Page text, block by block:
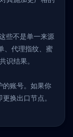
些不是单一来源
、代理指纹、蜜
识结果。
的账号。如果你
换出口节点。